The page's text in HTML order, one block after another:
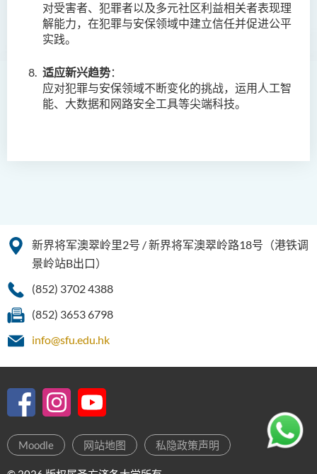
对受害者、犯罪者以及多元社区利益相关者表现理
解能力，在犯罪与安保领域中建立信任并促进公平
实践。
适应新兴趋势：
应对犯罪与安保领域不断变化的挑战，运用人工智
能、大数据和网路安全工具等尖端科技。
幼儿教育（荣誉）学士 (全日
制)
护理学（荣誉）学士
人工智能及数码娱乐（荣
物理治疗学（荣誉）理学士
社会科学（荣誉）学士
新界将军澳翠岭里2号 / 新界将军澳翠岭路18号（港铁调
景岭站B出口）
(852) 3702 4388
(852) 3653 6798
info@sfu.edu.hk
Moodle 网站地图 私隐政策声明